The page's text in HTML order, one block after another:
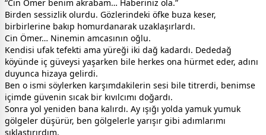
“Cin Ömer benim akrabam… Haberiniz ola.”
Birden sessizlik olurdu. Gözlerindeki öfke buza keser,
birbirlerine bakıp homurdanarak uzaklaşırlardı.
Cin Ömer… Ninemin amcasının oğlu.
Kendisi ufak tefekti ama yüreği iki dağ kadardı. Dededağ
köyünde iç güveysi yaşarken bile herkes ona hürmet eder, adını
duyunca hizaya gelirdi.
Ben o ismi söylerken karşımdakilerin sesi bile titrerdi, benimse
içimde güvenin sıcak bir kıvılcımı doğardı.
Sonra yol yeniden bana kalırdı. Ay ışığı yolda yamuk yumuk
gölgeler düşürür, ben gölgelerle yarışır gibi adımlarımı
sıklaştırırdım.